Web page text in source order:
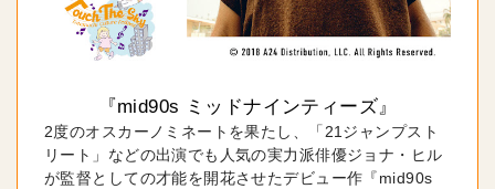
『mid90s ミッドナインティーズ』
2度のオスカーノミネートを果たし、「21ジャンプスト
リート」などの出演でも人気の実力派俳優ジョナ・ヒル
が監督としての才能を開花させたデビュー作『mid90s